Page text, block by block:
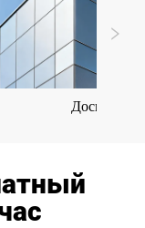
Доска